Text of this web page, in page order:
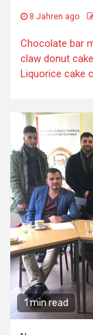
8 Jahren ago
Chocolate bar
claw donut
Liquorice cake
1 min read